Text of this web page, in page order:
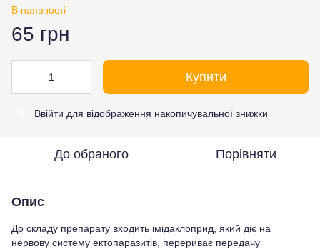
В наявності
65 грн
Купити
Ввійти для відображення накопичувальної знижки
До обраного Порівняти
Опис
До складу препарату входить імідаклоприд, який діє на
нервову систему ектопаразитів, перериває передачу